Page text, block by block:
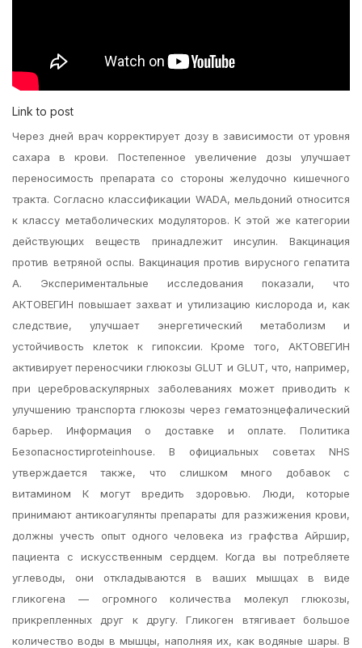
Link to post
Через дней врач корректирует дозу в зависимости от уровня
сахара в крови. Постепенное увеличение дозы улучшает
переносимость препарата со стороны желудочно кишечного
тракта. Согласно классификации WADA, мельдоний относится
к классу метаболических модуляторов. К этой же категории
действующих веществ принадлежит инсулин. Вакцинация
против ветряной оспы. Вакцинация против вирусного гепатита
А. Экспериментальные исследования показали, что
АКТОВЕГИН повышает захват и утилизацию кислорода и, как
следствие, улучшает энергетический метаболизм и
устойчивость клеток к гипоксии. Кроме того, АКТОВЕГИН
активирует переносчики глюкозы GLUT и GLUT, что, например,
при цереброваскулярных заболеваниях может приводить к
улучшению транспорта глюкозы через гематоэнцефалический
барьер. Информация о доставке и оплате. Политика
Безопасностиproteinhouse. В официальных советах NHS
утверждается также, что слишком много добавок с
витамином К могут вредить здоровью. Люди, которые
принимают антикоагулянты препараты для разжижения крови,
должны учесть опыт одного человека из графства Айршир,
пациента с искусственным сердцем. Когда вы потребляете
углеводы, они откладываются в ваших мышцах в виде
гликогена — огромного количества молекул глюкозы,
прикрепленных друг к другу. Гликоген втягивает большое
количество воды в мышцы, наполняя их, как водяные шары. В